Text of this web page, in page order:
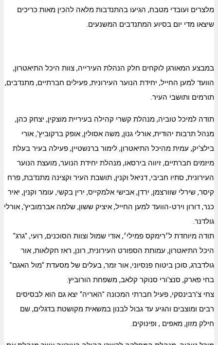
מלצרים ועובדי מטבח, הגיעו בהתנדבות מלאה להכין מאות כריכים
שיצאו מדי יום בסיוע המתנדבים המשנעים.
במבצע המאורגן לוקחים חלק הנהלת העירייה, צוות היכל התיאטרון,
הוועד למען החייל, יחידת הנוער העירונית, פעילים חברתיים, מתנדבים,
תורמים ותושבי העיר.
תודה למיכל טוביה, מנהלת קשרי קהילה בעיריית מוצקין, יצחק כהן,
מנהל תרבות יהודית, אורלי גנון, משה אסולין, אופק ברקוביץ', אורי
בילצ'יק, עמית מהיכל התיאטרון, לימור ברנשטיין, פעילה בעיר בעלת
מיזמים חברתיים, זיווה בירסאו, מנהלת יחידת הנוער, מועצת הנוער
העירונית, סתיו חביבי, דניאל וקנין, תושבת העיר וקצינה מתנדבת, פרח
קיסר, שירלי שוורצמן, ירדן, אבישי אלמקייס, ירין בקשי, עומר וקנין, יאיר
כנר, דורון וירט-הוועד למען החייל, איציק ששון, שלמה אברמוביץ', אורלי
גולדנר.
תודה מיוחדת ל׳רימקס פמילי׳, אודי שמול וצוות הסוכנים, רועי, "גרג"
היכל התיאטרון, עמותת הספורט העירונית, רונן, ראז חקלאות, אור
גולדברג, סוכן ביטוח פנסיוני, אור זמר, בעלים של מסעדת "מול האגם"
בחי פארק, סנצ'ורי סנוקר קלאב, משפחת הורוביץ.
צחי צ'רבינסקי, פעיל חברתי המכונה "האריה" יצא גם הוא לבסיסים
רבים ומוצבים והגיע עד גבול לבנון במשאית מקושטת בדגלים, שם
חילק מזון, מאפים , ופינוקים.